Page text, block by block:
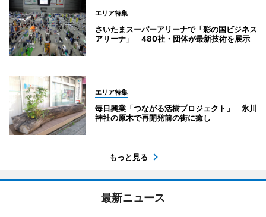
エリア特集
さいたまスーパーアリーナで「彩の国ビジネス
アリーナ」 480社・団体が最新技術を展示
エリア特集
毎日興業「つながる活樹プロジェクト」 氷川
神社の原木で再開発前の街に癒し
もっと見る
最新ニュース